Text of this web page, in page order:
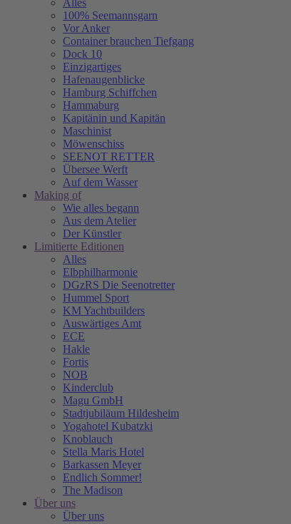
Alles
100% Seemannsgarn
Vor Anker
Container brauchen Tiefgang
Dock 10
Einzigartiges
Hafenaugen­blicke
Hamburg Schiffchen
Hammaburg
Kapitänin und Kapitän
Maschinist
Möwenschiss
SEENOT RETTER
Übersee Werft
Auf dem Wasser
Making of
Wie alles begann
Aus dem Atelier
Der Künstler
Limitierte Editionen
Alles
Elbphilharmonie
DGzRS Die Seenotretter
Hummel Sport
KM Yachtbuilders
Auswärtiges Amt
ECE
Hakle
Fortis
NOB
Kinderclub
Magu GmbH
Stadtjubiläum Hildesheim
Yogahotel Kubatzki
Knoblauch
Stella Maris Hotel
Barkassen Meyer
Endlich Sommer!
The Madison
Über uns
Über uns